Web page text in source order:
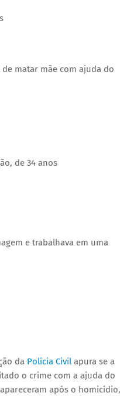
matar mãe com ajuda do
de 34 anos
e trabalhava em uma
da Polícia Civil apura se a
o crime com a ajuda do
após o homicídio,